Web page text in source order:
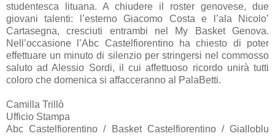
studentesca lituana. A chiudere il roster genovese, due
giovani talenti: l’esterno Giacomo Costa e l’ala Nicolo’
Cartasegna, cresciuti entrambi nel My Basket Genova.
Nell’occasione l’Abc Castelfiorentino ha chiesto di poter
effettuare un minuto di silenzio per stringersi nel commosso
saluto ad Alessio Sordi, il cui affettuoso ricordo unirà tutti
coloro che domenica si affacceranno al PalaBetti.
Camilla Trillò
Ufficio Stampa
Abc Castelfiorentino / Basket Castelfiorentino / Gialloblu